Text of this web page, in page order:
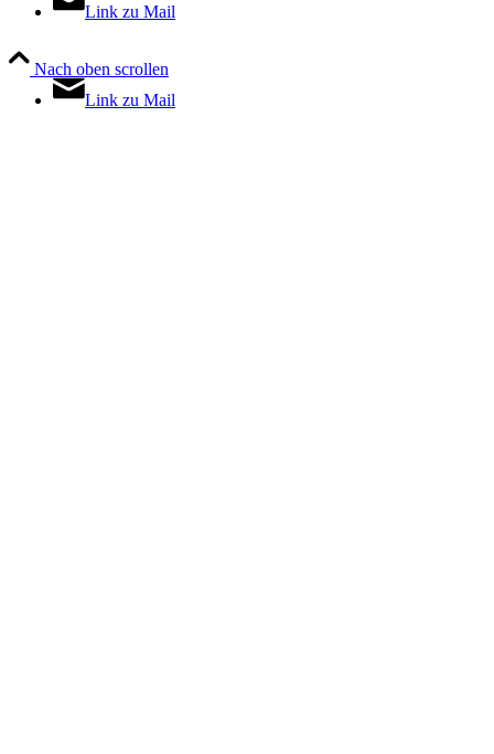
Link zu Mail
Link zu Mail
Nach oben scrollen